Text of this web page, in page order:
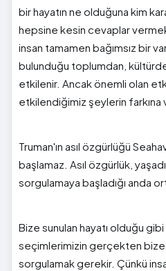
bir hayatın ne olduğuna kim
hepsine kesin cevaplar
insan tamamen bağımsız bir
bulunduğu toplumdan,
etkilenir. Ancak önemli olan
etkilendiğimiz şeylerin farkına
Truman'ın asıl özgürlüğü
başlamaz. Asıl özgürlük,
sorgulamaya başladığı anda
Bize sunulan hayatı olduğu
seçimlerimizin gerçekten bize
sorgulamak gerekir. Çünkü